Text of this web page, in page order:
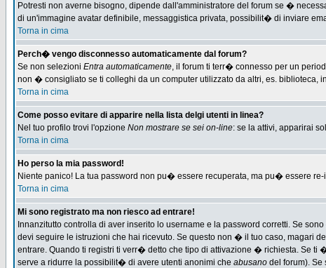
Potresti non averne bisogno, dipende dall'amministratore del forum se �
di un'immagine avatar definibile, messaggistica privata, possibilit� di inviare
Torna in cima
Perch� vengo disconnesso automaticamente dal forum?
Se non selezioni Entra automaticamente, il forum ti terr� connesso per un
non � consigliato se ti colleghi da un computer utilizzato da altri, es. biblioteca,
Torna in cima
Come posso evitare di apparire nella lista delgi utenti in linea?
Nel tuo profilo trovi l'opzione Non mostrare se sei on-line: se la attivi, apparirai
Torna in cima
Ho perso la mia password!
Niente panico! La tua password non pu� essere recuperata, ma pu� essere
Torna in cima
Mi sono registrato ma non riesco ad entrare!
Innanzitutto controlla di aver inserito lo username e la password corretti. Se
devi seguire le istruzioni che hai ricevuto. Se questo non � il tuo caso, magari
entrare. Quando ti registri ti verr� detto che tipo di attivazione � richiesta. Se ti
serve a ridurre la possibilit� di avere utenti anonimi che abusano del forum). Se